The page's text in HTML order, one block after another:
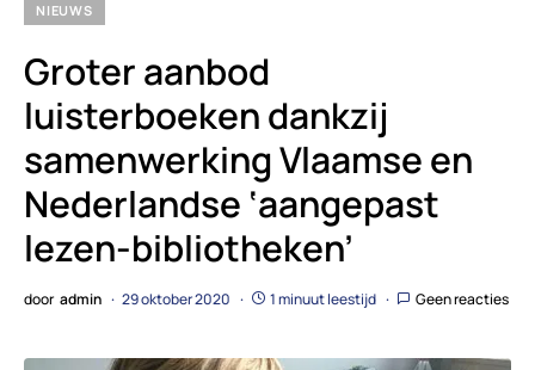
NIEUWS
Groter aanbod
luisterboeken dankzij
samenwerking Vlaamse en
Nederlandse ‘aangepast
lezen-bibliotheken’
door admin 29 oktober 2020 1 minuut leestijd Geen reacties